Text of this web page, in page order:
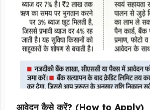
आवेदन कैसे करें? (How to Apply)